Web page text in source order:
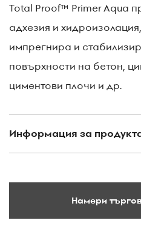
Total Proof™ Primer Aqua
адхезия и
импрегнира и
повърхности на бетон,
циментови плочи и др.
Информация за
Намери